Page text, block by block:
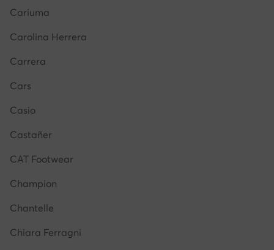
Cariuma
Carolina Herrera
Carrera
Cars
Casio
Castañer
CAT Footwear
Champion
Chantelle
Chiara Ferragni